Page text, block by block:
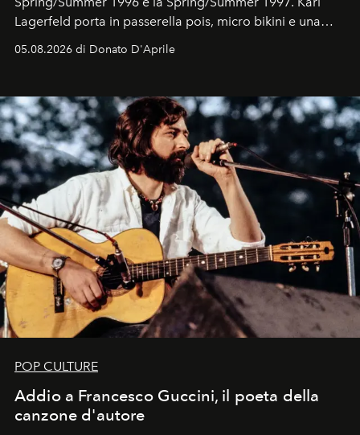
Lagerfeld porta in passerella pois, micro bikini e una
logomania pensata per la spiaggia
Kate, Claudia e Carla una dietro l'altra. Trent'anni dopo,
uno dei documenti più contemporanei che abbiamo.
05.08.2026 di Donato D'Aprile
POP CULTURE
Addio a Francesco Guccini, il poeta della
canzone d'autore